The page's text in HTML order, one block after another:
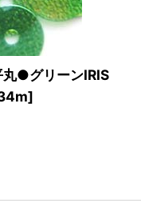
丸●グリーンIRIS
]